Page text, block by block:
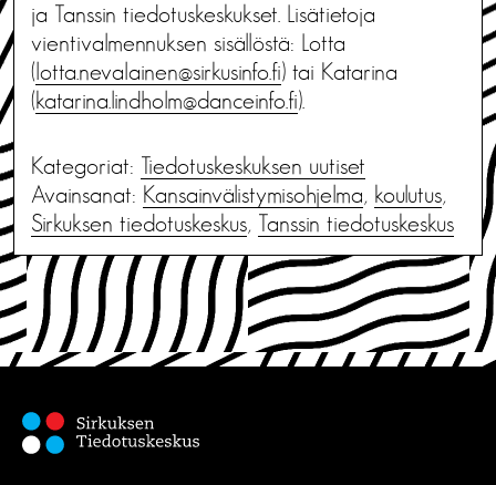
ja Tanssin tiedotuskeskukset. Lisätietoja
vientivalmennuksen sisällöstä: Lotta
( lotta.nevalainen@sirkusinfo.fi) tai Katarina
(katarina.lindholm@danceinfo.fi).
Kategoriat: Tiedotus­keskuksen uutiset
Avainsanat: Kansainvälistymisohjelma, koulutus,
Sirkuksen tiedotuskeskus, Tanssin tiedotuskeskus